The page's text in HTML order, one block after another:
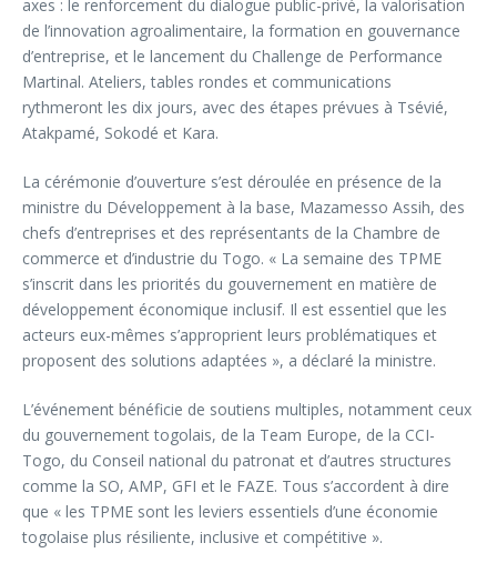
axes : le renforcement du dialogue public-privé, la valorisation
de l’innovation agroalimentaire, la formation en gouvernance
d’entreprise, et le lancement du Challenge de Performance
Martinal. Ateliers, tables rondes et communications
rythmeront les dix jours, avec des étapes prévues à Tsévié,
Atakpamé, Sokodé et Kara.
La cérémonie d’ouverture s’est déroulée en présence de la
ministre du Développement à la base, Mazamesso Assih, des
chefs d’entreprises et des représentants de la Chambre de
commerce et d’industrie du Togo. « La semaine des TPME
s’inscrit dans les priorités du gouvernement en matière de
développement économique inclusif. Il est essentiel que les
acteurs eux-mêmes s’approprient leurs problématiques et
proposent des solutions adaptées », a déclaré la ministre.
L’événement bénéficie de soutiens multiples, notamment ceux
du gouvernement togolais, de la Team Europe, de la CCI-
Togo, du Conseil national du patronat et d’autres structures
comme la SO, AMP, GFI et le FAZE. Tous s’accordent à dire
que « les TPME sont les leviers essentiels d’une économie
togolaise plus résiliente, inclusive et compétitive ».